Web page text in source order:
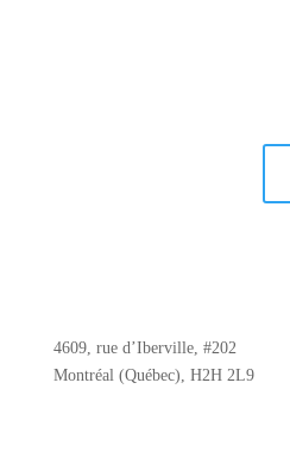
4609, rue d’Iberville, #202
Montréal (Québec), H2H 2L9